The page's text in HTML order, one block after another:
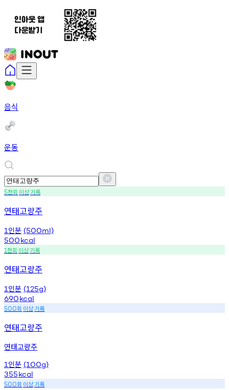
음식
운동
5천회 이상기록
연태고량주
1 인분 (500ml)
500kcal
1천회 이상기록
연태고량주
1 인분 (125g)
690kcal
500회 이상기록
연태고량주
연태고량주
1 인분 (100g)
355kcal
500회 이상기록